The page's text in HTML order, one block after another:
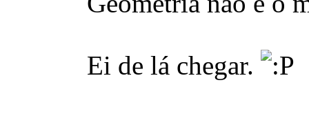
Ei de lá chegar.